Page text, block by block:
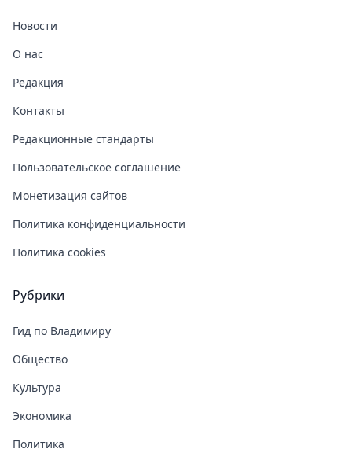
Новости
О нас
Редакция
Контакты
Редакционные стандарты
Пользовательское соглашение
Монетизация сайтов
Политика конфиденциальности
Политика cookies
Рубрики
Гид по Владимиру
Общество
Культура
Экономика
Политика